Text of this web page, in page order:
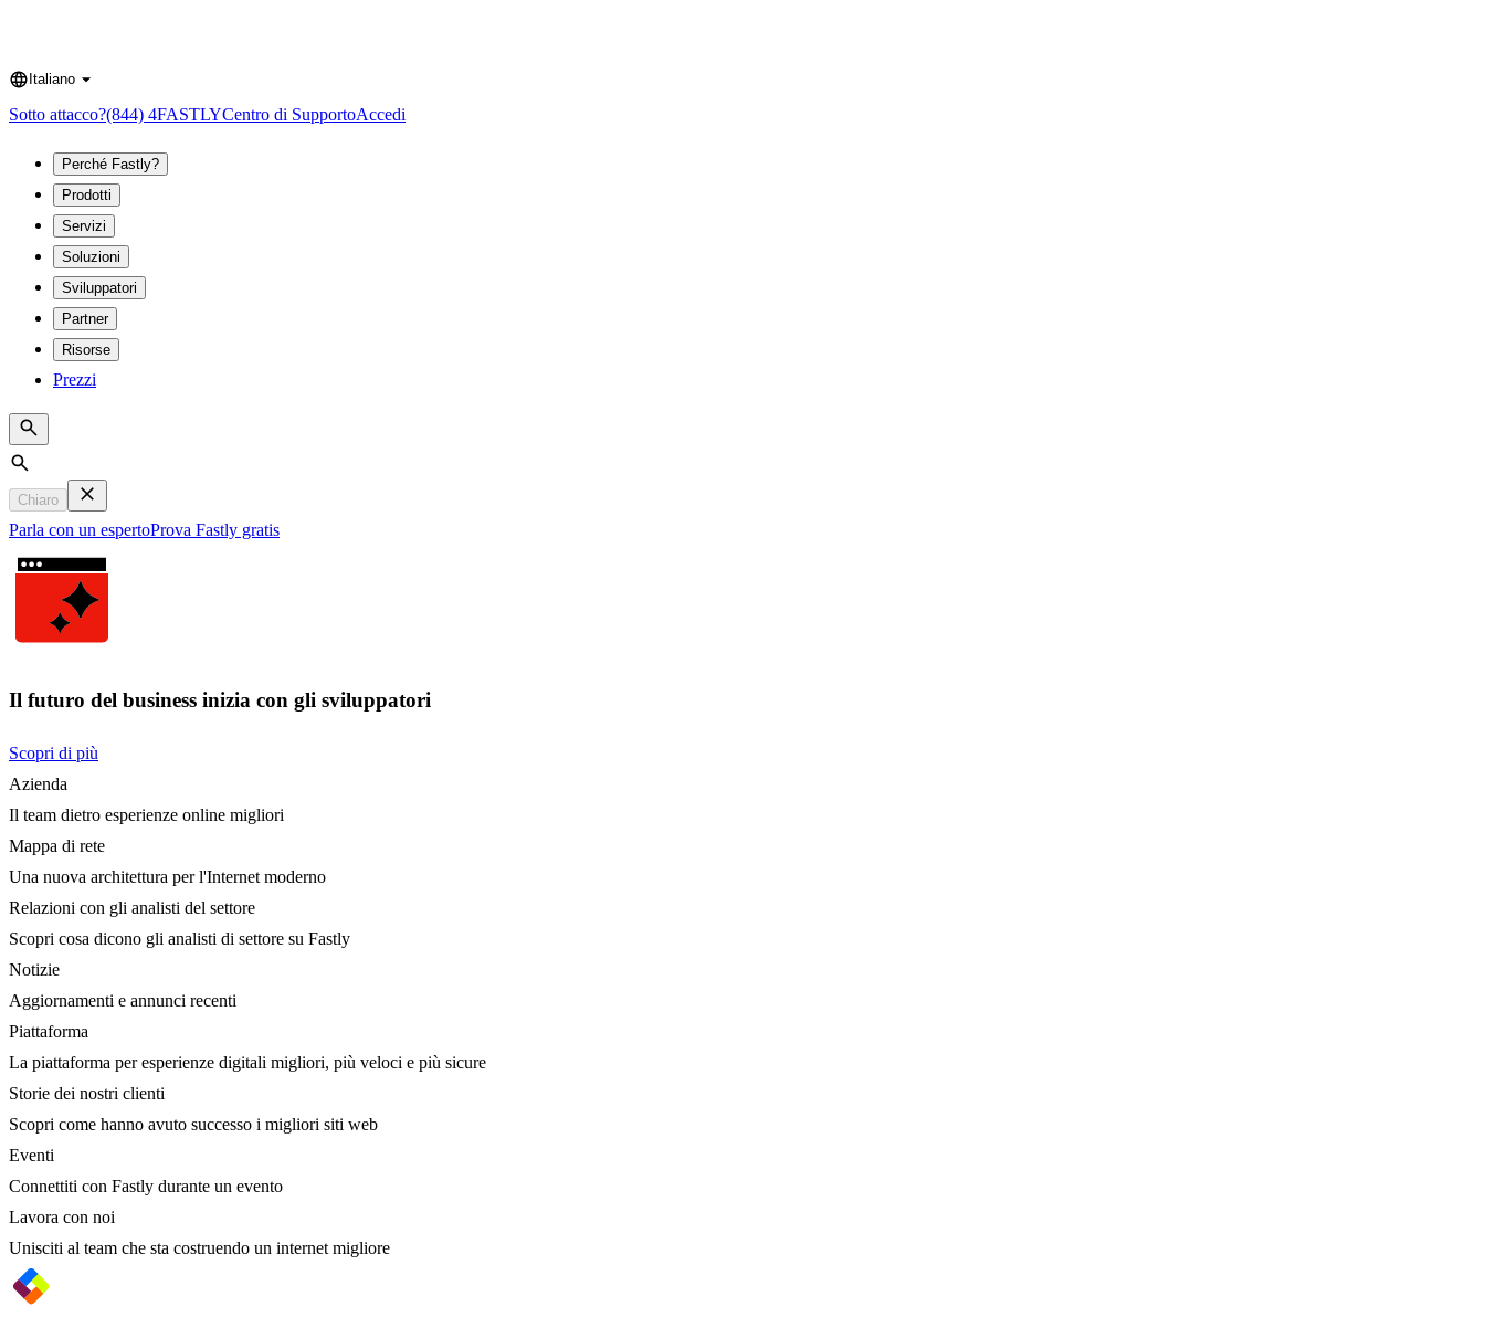
Language
Italiano
Sotto attacco?(844) 4FASTLYCentro di SupportoAccedi
Perché Fastly?
Prodotti
Servizi
Soluzioni
Sviluppatori
Partner
Risorse
Prezzi
Search
Chiaro
Parla con un espertoProva Fastly gratis
Il futuro del business inizia con gli sviluppatori
Scopri di più
Azienda
Il team dietro esperienze online migliori
Mappa di rete
Una nuova architettura per l'Internet moderno
Relazioni con gli analisti del settore
Scopri cosa dicono gli analisti di settore su Fastly
Notizie
Aggiornamenti e annunci recenti
Piattaforma
La piattaforma per esperienze digitali migliori, più veloci e più sicure
Storie dei nostri clienti
Scopri come hanno avuto successo i migliori siti web
Eventi
Connettiti con Fastly durante un evento
Lavora con noi
Unisciti al team che sta costruendo un internet migliore